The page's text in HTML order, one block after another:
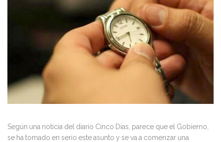
horario
España
comienzan
las
negociaciones!
Según una noticia del diario Cinco Días, parece que el Gobierno,
se ha tomado en serio este asunto y se va a comenzar una